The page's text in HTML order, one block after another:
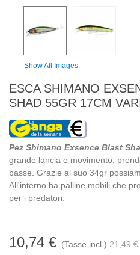
Show All Images
ESCA SHIMANO
SHAD 55GR 17CM
Pez Shimano Exsence Blast
grande lancia e movimento,
basse. Grazie al suo 34gr
All'interno ha palline mobili che
per i predatori.
10,74 € (Tasse incl.) 21,49 €